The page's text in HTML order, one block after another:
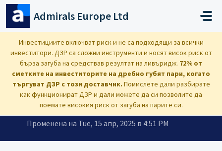
Преминете към основното съдържание
Admirals Europe Ltd
Инвестициите включват риск и не са подходящи за всички
инвеститори. ДЗР са сложни инструменти и носят висок риск от
бърза загуба на средствав резултат на ливъридж. 72% от
сметките на инвеститорите на дребно губят пари, когато
търгуват ДЗР с този доставчик. Помислете дали разбирате
как функционират ДЗР и дали можете да си позволите да
поемате високия риск от загуба на парите си.
Начало ... Какво е OTP за сметка за търговия?
Какво е OTP за сметка за
търговия?
Променена на Tue, 15 апр, 2025 в 4:51 PM